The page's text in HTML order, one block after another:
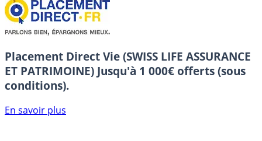
Placement Direct Vie (SWISS LIFE ASSURANCE
ET PATRIMOINE) Jusqu'à 1 000€ offerts (sous
conditions).
En savoir plus